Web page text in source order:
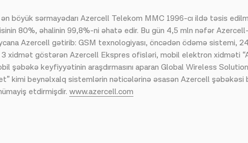
böyük sərmayədarı Azercell Telekom MMC 1996-cı ildə təsis
80%, əhalinin 99,8%-ni əhatə edir. Bu gün 4,5 mln nəfər
Azercell gətirib: GSM texnologiyası, öncədən ödəmə sistemi,
xidmət göstərən Azercell Ekspres ofisləri, mobil elektron xidməti
keyfiyyətinin araşdırmasını aparan Global Wireless
kimi beynəlxalq sistemlərin nəticələrinə əsasən Azercell
etdirmişdir. www.azercell.com